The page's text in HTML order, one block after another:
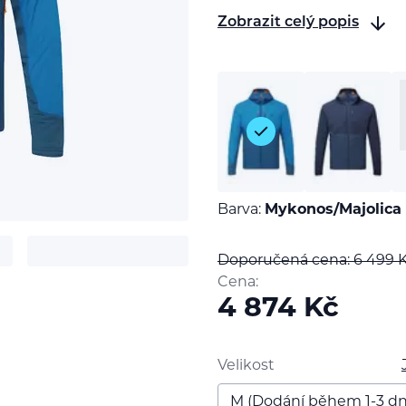
Zobrazit celý popis
Barva: Mykonos/Majolica
Doporučená cena: 6 499
Cena:
4 874 Kč
Velikost